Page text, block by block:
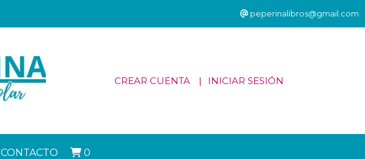
peperinalibros@gmail.com
CREAR CUENTA INICIAR SESIÓN
CONTACTO 0